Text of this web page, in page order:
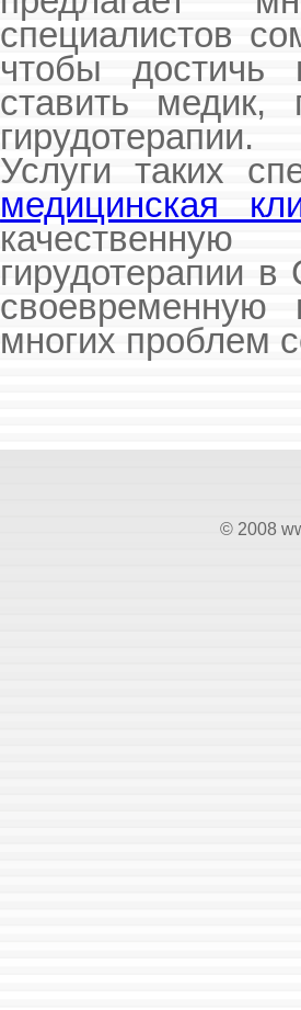
специалистов
чтобы достичь
ставить медик,
гирудотерапии.
Услуги таких
медицинская
гирудотерапии
многих проблем
© 2008